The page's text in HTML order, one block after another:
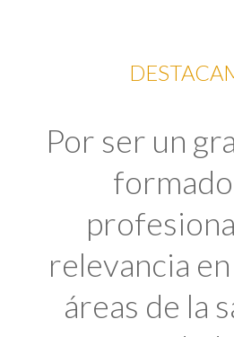
Por ser un
relevancia
áreas de la